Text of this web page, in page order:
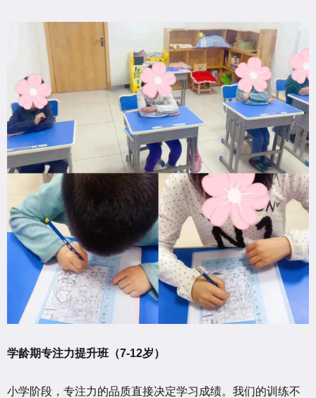
学龄期专注力提升班（7-12岁）
小学阶段，专注力的品质直接决定学习成绩。我们的训练不